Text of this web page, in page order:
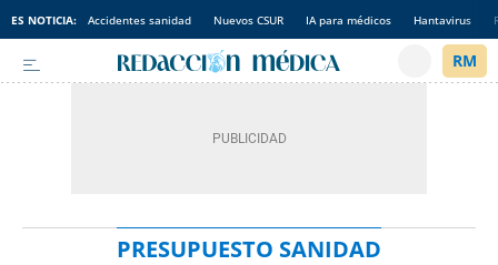
ES NOTICIA: Accidentes sanidad Nuevos CSUR IA para médicos Hantavirus
PRESUPUESTO SANIDAD